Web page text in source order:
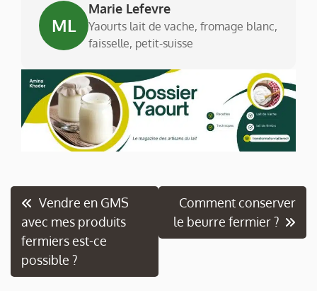
ML
Marie Lefevre
Yaourts lait de vache, fromage blanc,
faisselle, petit-suisse
Navigation
de
l’article
Vendre en GMS
avec mes produits
fermiers est-ce
possible ?
Comment conserver
le beurre fermier ?